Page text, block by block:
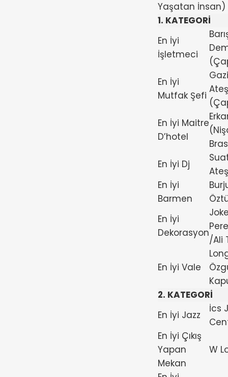
Yaşatan İnsan)
1. KATEGORİ
En İyi
İşletmeci
En İyi
Mutfak Şefi
Ateş
En İyi Maitre
D’hotel
En İyi Dj
En İyi
Barmen
En İyi
Dekorasyon
/Ali
En İyi Vale
2. KATEGORİ
En İyi Jazz
İcs
En İyi Çıkış
Yapan
Mekan
W